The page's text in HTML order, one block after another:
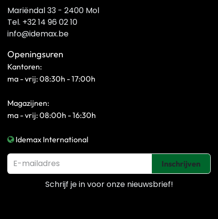
Mariëndal 33 - 2400 Mol
Tel. +32 14 96 02 10
info@idemax.be
Openingsuren
Kantoren:
ma - vrij: 08:30h - 17:00h
Magazijnen:
ma - vrij: 08:00h - 16:30h
Idemax International
Inschrijven
Schrijf je in voor onze nieuwsbrief!